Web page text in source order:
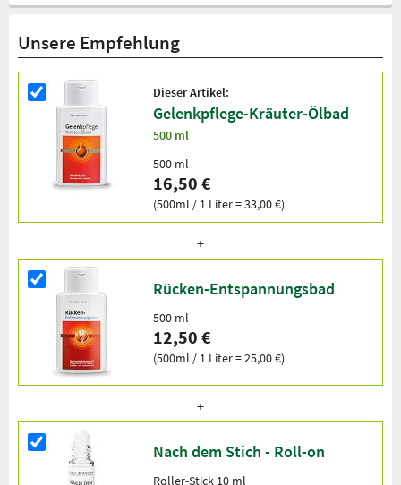
Unsere Empfehlung
Dieser Artikel:
Gelenkpflege-Kräuter-Ölbad
500 ml
500 ml
16,50 €
(500ml / 1 Liter = 33,00 €)
Rücken-Entspannungsbad
500 ml
12,50 €
(500ml / 1 Liter = 25,00 €)
Nach dem Stich - Roll-on
Roller-Stick 10 ml